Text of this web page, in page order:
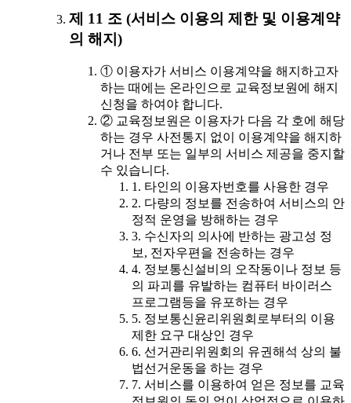
제 11 조 (서비스 이용의 제한 및 이용계약
의 해지)
① 이용자가 서비스 이용계약을 해지하고자
하는 때에는 온라인으로 교육정보원에 해지
신청을 하여야 합니다.
② 교육정보원은 이용자가 다음 각 호에 해당
하는 경우 사전통지 없이 이용계약을 해지하
거나 전부 또는 일부의 서비스 제공을 중지할
수 있습니다.
1. 타인의 이용자번호를 사용한 경우
2. 다량의 정보를 전송하여 서비스의 안
정적 운영을 방해하는 경우
3. 수신자의 의사에 반하는 광고성 정
보, 전자우편을 전송하는 경우
4. 정보통신설비의 오작동이나 정보 등
의 파괴를 유발하는 컴퓨터 바이러스
프로그램등을 유포하는 경우
5. 정보통신윤리위원회로부터의 이용
제한 요구 대상인 경우
6. 선거관리위원회의 유권해석 상의 불
법선거운동을 하는 경우
7. 서비스를 이용하여 얻은 정보를 교육